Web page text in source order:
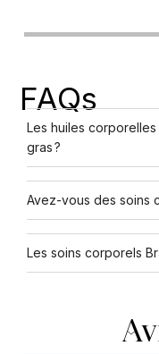
FAQs
Les huiles
gras ?
Avez-vous des soins
Les soins corporels